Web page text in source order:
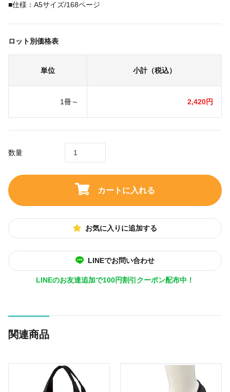
■仕様：A5サイズ/168ページ
ロット別価格表
単位 小計（税込）
1冊～ 2,420円
数量
カートに入れる
お気に入りに追加する
LINEでお問い合わせ
LINEのお友達追加で100円割引クーポン配布中！
関連商品